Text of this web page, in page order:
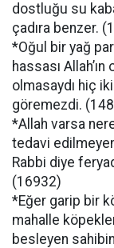
dostluğu su
çadıra benzer.
*Oğul bir yağ
hassası
olmasaydı hiç
göremezdi.
*Allah varsa
tedavi
Rabbi diye
(16932)
*Eğer garip bir
mahalle
besleyen